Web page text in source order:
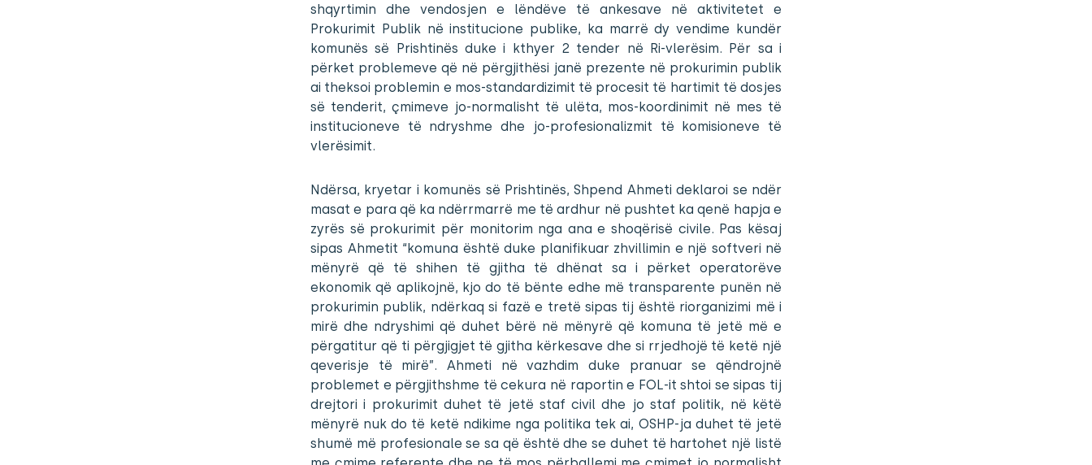
shqyrtimin dhe vendosjen e lëndëve të ankesave në aktivitetet e
Prokurimit Publik në institucione publike, ka marrë dy vendime kundër
komunës së Prishtinës duke i kthyer 2 tender në Ri-vlerësim. Për sa i
përket problemeve që në përgjithësi janë prezente në prokurimin publik
ai theksoi problemin e mos-standardizimit të procesit të hartimit të dosjes
së tenderit, çmimeve jo-normalisht të ulëta, mos-koordinimit në mes të
institucioneve të ndryshme dhe jo-profesionalizmit të komisioneve të
vlerësimit.
Ndërsa, kryetar i komunës së Prishtinës, Shpend Ahmeti deklaroi se ndër
masat e para që ka ndërrmarrë me të ardhur në pushtet ka qenë hapja e
zyrës së prokurimit për monitorim nga ana e shoqërisë civile. Pas kësaj
sipas Ahmetit “komuna është duke planifikuar zhvillimin e një softveri në
mënyrë që të shihen të gjitha të dhënat sa i përket operatorëve
ekonomik që aplikojnë, kjo do të bënte edhe më transparente punën në
prokurimin publik, ndërkaq si fazë e tretë sipas tij është riorganizimi më i
mirë dhe ndryshimi që duhet bërë në mënyrë që komuna të jetë më e
përgatitur që ti përgjigjet të gjitha kërkesave dhe si rrjedhojë të ketë një
qeverisje të mirë”. Ahmeti në vazhdim duke pranuar se qëndrojnë
problemet e përgjithshme të cekura në raportin e FOL-it shtoi se sipas tij
drejtori i prokurimit duhet të jetë staf civil dhe jo staf politik, në këtë
mënyrë nuk do të ketë ndikime nga politika tek ai, OSHP-ja duhet të jetë
shumë më profesionale se sa që është dhe se duhet të hartohet një listë